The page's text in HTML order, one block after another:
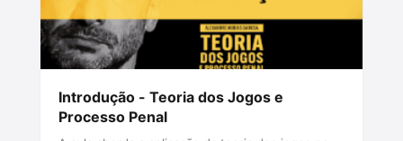
Introdução - Teoria dos Jogos e
Processo Penal